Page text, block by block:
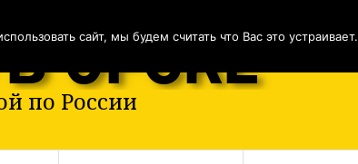
по России
сайт, мы будем считать что Вас это устраивает.